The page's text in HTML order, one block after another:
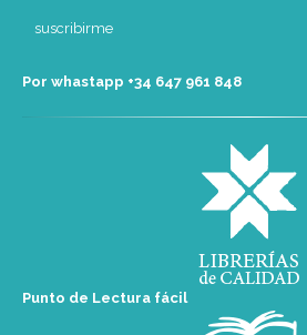
Por whastapp +34 ‭647 961 848‬
Punto de Lectura fácil